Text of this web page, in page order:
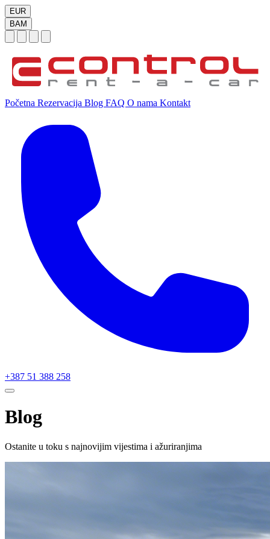
EUR
BAM
Početna Rezervacija Blog FAQ O nama Kontakt
+387 51 388 258
Blog
Ostanite u toku s najnovijim vijestima i ažuriranjima